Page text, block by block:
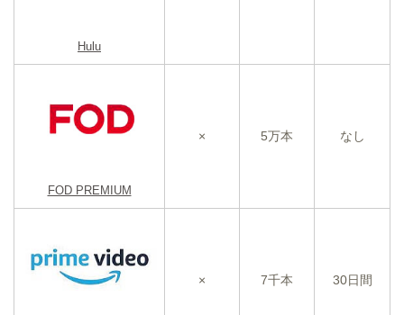
Hulu
FOD PREMIUM
× 5万本 なし
× 7千本 30日間